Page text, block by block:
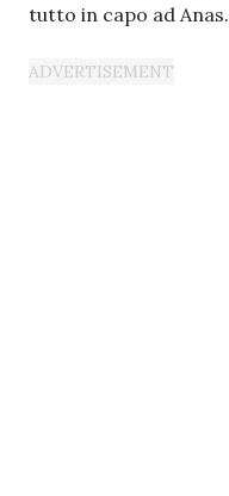
tutto in capo ad Anas.